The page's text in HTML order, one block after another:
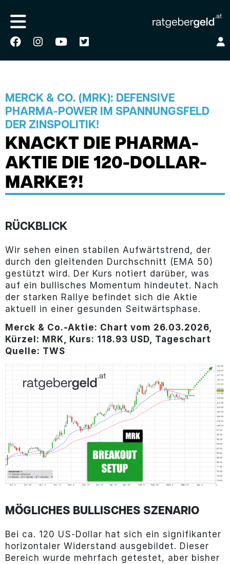
MERCK & CO. (MRK): DEFENSIVE
PHARMA-POWER IM SPANNUNGSFELD
DER ZINSPOLITIK!
KNACKT DIE PHARMA-
AKTIE DIE 120-DOLLAR-
MARKE?!
RÜCKBLICK
Wir sehen einen stabilen Aufwärtstrend, der
durch den gleitenden Durchschnitt (EMA 50)
gestützt wird. Der Kurs notiert darüber, was
auf ein bullisches Momentum hindeutet. Nach
der starken Rallye befindet sich die Aktie
aktuell in einer gesunden Seitwärtsphase.
Merck & Co.-Aktie: Chart vom 26.03.2026,
Kürzel: MRK, Kurs: 118.93 USD, Tageschart
Quelle: TWS
MÖGLICHES BULLISCHES SZENARIO
Bei ca. 120 US-Dollar hat sich ein signifikanter
horizontaler Widerstand ausgebildet. Dieser
Bereich wurde mehrfach getestet, aber bisher